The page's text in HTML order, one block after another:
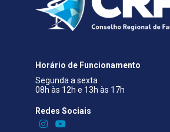
Horário de Funcionamento
Segunda a sexta
08h às 12h e 13h às 17h
Redes Sociais​